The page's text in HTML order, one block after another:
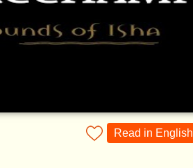
Read in English